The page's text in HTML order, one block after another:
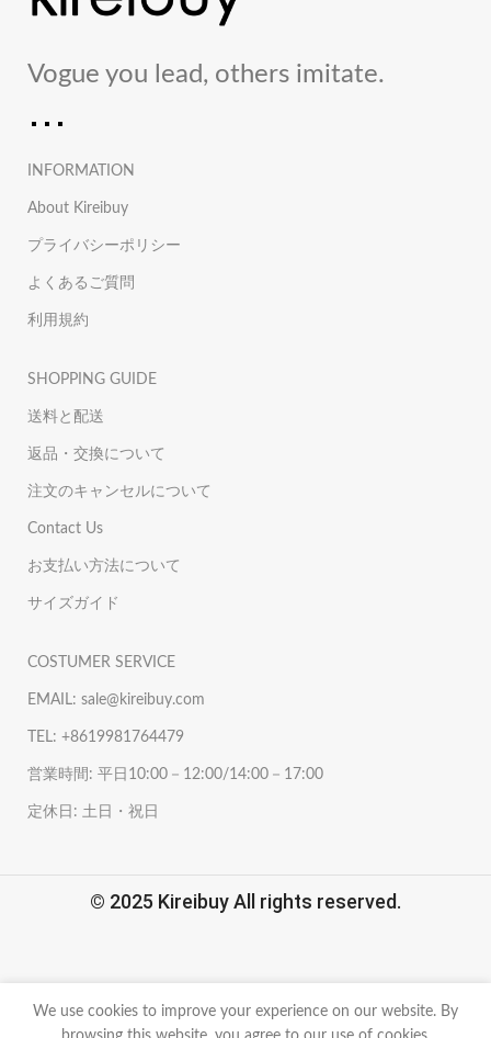
Vogue you lead, others imitate.
INFORMATION
About Kireibuy
プライバシーポリシー
よくあるご質問
利用規約
SHOPPING GUIDE
送料と配送
返品・交換について
注文のキャンセルについて
Contact Us
お支払い方法について
サイズガイド
COSTUMER SERVICE
EMAIL: sale@kireibuy.com
TEL: +8619981764479
営業時間: 平日10:00－12:00/14:00－17:00
定休日: 土日・祝日
© 2025 Kireibuy All rights reserved.
We use cookies to improve your experience on our website. By